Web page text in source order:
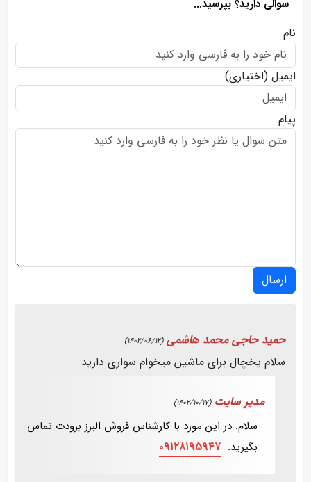
سوالی دارید؟ بپرسید...
نام
ایمیل (اختیاری)
پیام
ارسال
حمید حاجی محمد هاشمی(1402/06/12)
سلام یخچال برای ماشین میخوام سواری دارید
مدیر سایت (1402/10/17)
سلام. در این مورد با کارشناس فروش البرز برودت تماس
بگیرید. ۰۹۱۲۸۱۹۵۹۴۷